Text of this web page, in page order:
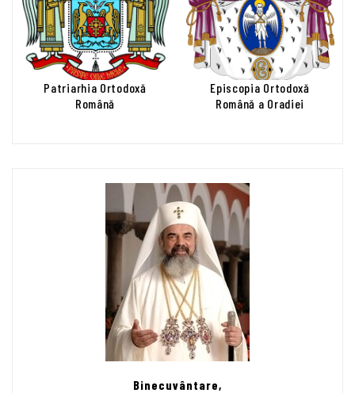
Patriarhia Ortodoxă
Română
Episcopia Ortodoxă
Română a Oradiei
Binecuvântare,